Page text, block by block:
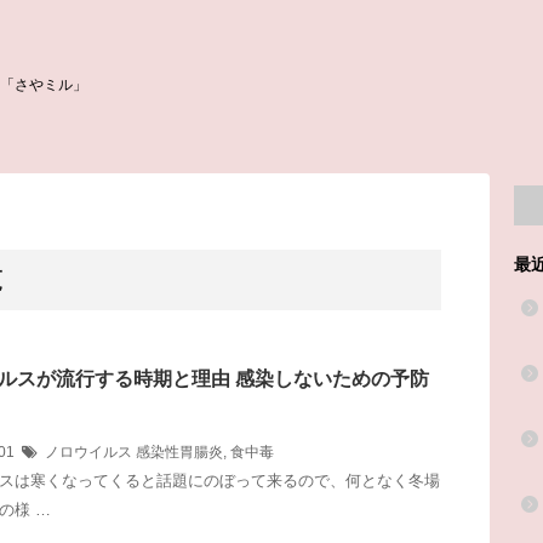
さやミル」
スが流行する時期と理由 感染しないための予防
ノロウイルス 感染性胃腸炎, 食中毒
は寒くなってくると話題にのぼって来るので、何となく冬場
様 …
最